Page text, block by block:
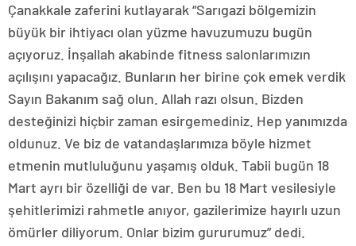
Çanakkale zaferini kutlayarak “Sarıgazi bölgemizin
büyük bir ihtiyacı olan yüzme havuzumuzu bugün
açıyoruz. İnşallah akabinde fitness salonlarımızın
açılışını yapacağız. Bunların her birine çok emek verdik
Sayın Bakanım sağ olun. Allah razı olsun. Bizden
desteğinizi hiçbir zaman esirgemediniz. Hep yanımızda
oldunuz. Ve biz de vatandaşlarımıza böyle hizmet
etmenin mutluluğunu yaşamış olduk. Tabii bugün 18
Mart ayrı bir özelliği de var. Ben bu 18 Mart vesilesiyle
şehitlerimizi rahmetle anıyor, gazilerimize hayırlı uzun
ömürler diliyorum. Onlar bizim gururumuz” dedi.